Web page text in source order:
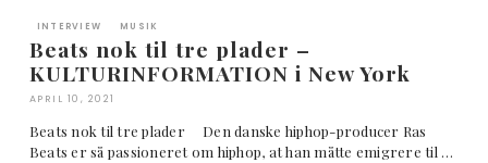
INTERVIEW MUSIK
Beats nok til tre plader –
KULTURINFORMATION i New York
APRIL 10, 2021
Beats nok til tre plader Den danske hiphop-producer Ras
Beats er så passioneret om hiphop, at han måtte emigrere til …